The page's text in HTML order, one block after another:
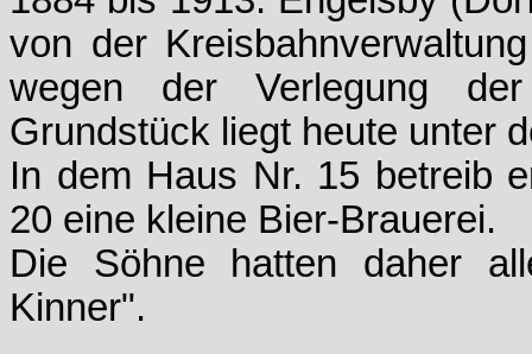
von der
wegen der Verlegung
Grundstück liegt heute unter
In dem Haus Nr. 15 betreib
20 eine kleine Bier-Brauerei.
Die Söhne hatten daher
Kinner".